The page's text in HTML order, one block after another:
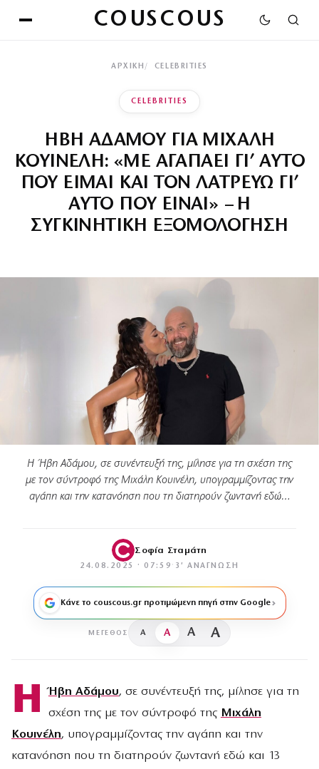
COUSCOUS
ΑΡΧΙΚΉ CELEBRITIES
CELEBRITIES
ΗΒΗ ΑΔΑΜΟΥ ΓΙΑ ΜΙΧΑΛΗ
ΚΟΥΙΝΕΛΗ: «ΜΕ ΑΓΑΠΑΕΙ ΓΙ’ ΑΥΤΟ
ΠΟΥ ΕΙΜΑΙ ΚΑΙ ΤΟΝ ΛΑΤΡΕΥΩ ΓΙ’
ΑΥΤΟ ΠΟΥ ΕΙΝΑΙ» – Η
ΣΥΓΚΙΝΗΤΙΚΗ ΕΞΟΜΟΛΟΓΗΣΗ
Η Ήβη Αδάμου, σε συνέντευξή της, μίλησε για τη σχέση της
με τον σύντροφό της Μιχάλη Κουινέλη, υπογραμμίζοντας την
αγάπη και την κατανόηση που τη διατηρούν ζωντανή εδώ…
Σοφία Σταμάτη
24.08.2025 · 07:59 · 3′ ΑΝΆΓΝΩΣΗ
Κάνε το couscous.gr προτιμώμενη πηγή στην Google
ΜΈΓΕΘΟΣ A A A A
Η Ήβη Αδάμου, σε συνέντευξή της, μίλησε για τη
σχέση της με τον σύντροφό της Μιχάλη
Κουινέλη, υπογραμμίζοντας την αγάπη και την
κατανόηση που τη διατηρούν ζωντανή εδώ και 13